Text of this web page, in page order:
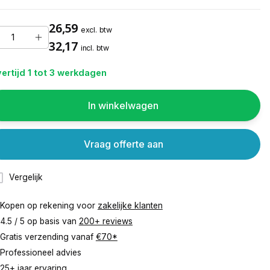
26,59 excl. btw
32,17 incl. btw
1 tot 3 werkdagen
In winkelwagen
Vergelijk
Vraag offerte aan
Kopen op rekening voor zakelijke klanten
4.5 / 5 op basis van 200+ reviews
Gratis verzending vanaf €70*
Professioneel advies